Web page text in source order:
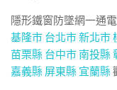
隱形鐵窗防墜網一通
基隆市 台北市新北市
苗栗縣 台中市南投縣
嘉義縣 屏東縣 宜蘭縣